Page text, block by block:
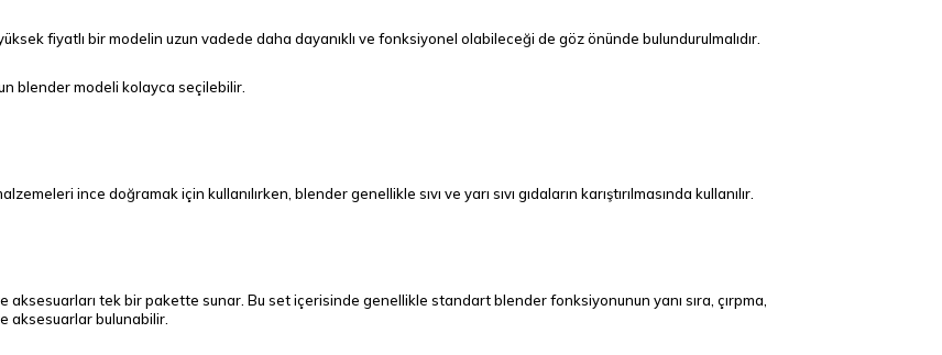
fiyatlı bir modelin uzun vadede daha dayanıklı ve fonksiyonel olabileceği de göz önünde bulundurulmalıdır.
blender modeli kolayca seçilebilir.
ince doğramak için kullanılırken, blender genellikle sıvı ve yarı sıvı gıdaların karıştırılmasında kullanılır.
tek bir pakette sunar. Bu set içerisinde genellikle standart blender fonksiyonunun yanı sıra, çırpma,
aksesuarlar bulunabilir.